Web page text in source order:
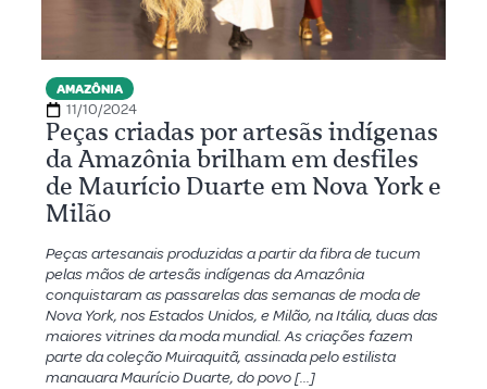
AMAZÔNIA
11/10/2024
Peças criadas por artesãs indígenas
da Amazônia brilham em desfiles
de Maurício Duarte em Nova York e
Milão
Peças artesanais produzidas a partir da fibra de tucum
pelas mãos de artesãs indígenas da Amazônia
conquistaram as passarelas das semanas de moda de
Nova York, nos Estados Unidos, e Milão, na Itália, duas das
maiores vitrines da moda mundial. As criações fazem
parte da coleção Muiraquitã, assinada pelo estilista
manauara Maurício Duarte, do povo […]